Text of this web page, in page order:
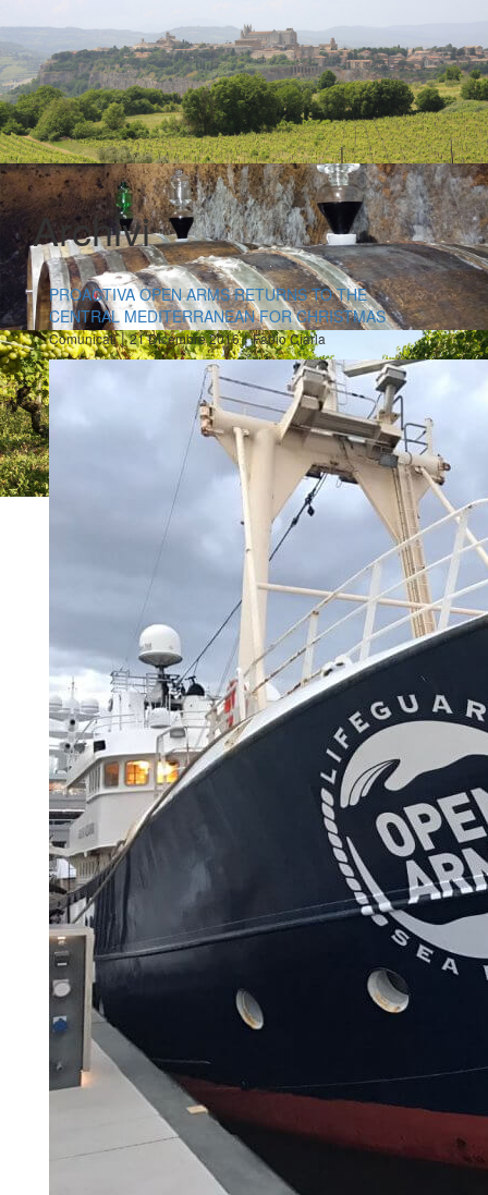
Archivi
PROACTIVA OPEN ARMS RETURNS TO THE
CENTRAL MEDITERRANEAN FOR CHRISTMAS
Comunicati|21 Dicembre 2016|Fabio Ciarla